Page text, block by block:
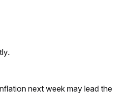
next week may lead the